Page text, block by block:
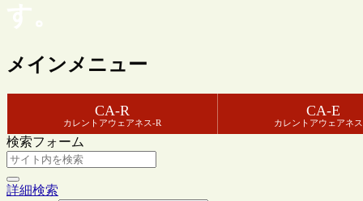
す。
メインメニュー
CA-R
カレントアウェアネス-R
CA-E
カレントアウェアネ
検索フォーム
詳細検索